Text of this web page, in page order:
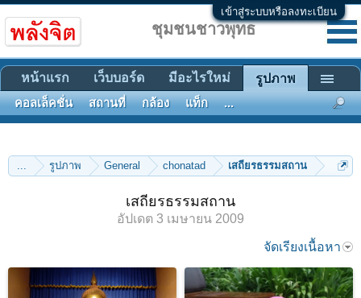
เข้าสู่ระบบหรือลงทะเบียน
... รูปภาพ General chonatad เสถียรธรรมสถาน
เสถียรธรรมสถาน
อัปเดต 3 เมษายน 2009
จัดเรียงเนื้อหา
ชุมชนชาวพุทธ
หน้าแรก เว็บบอร์ด มีอะไรใหม่ รูปภาพ
คอลเล็คชั่น สถานที่ กล้อง แท็ก ...